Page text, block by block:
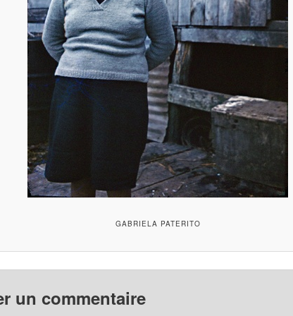
GABRIELA PATERITO
un commentaire